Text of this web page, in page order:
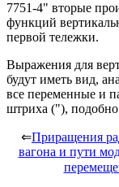
7751-4" вторые
функций
первой тележки.
Выражения для
будут иметь вид,
все переменные и
штриха ("),
⇐Приращения
вагона и пути